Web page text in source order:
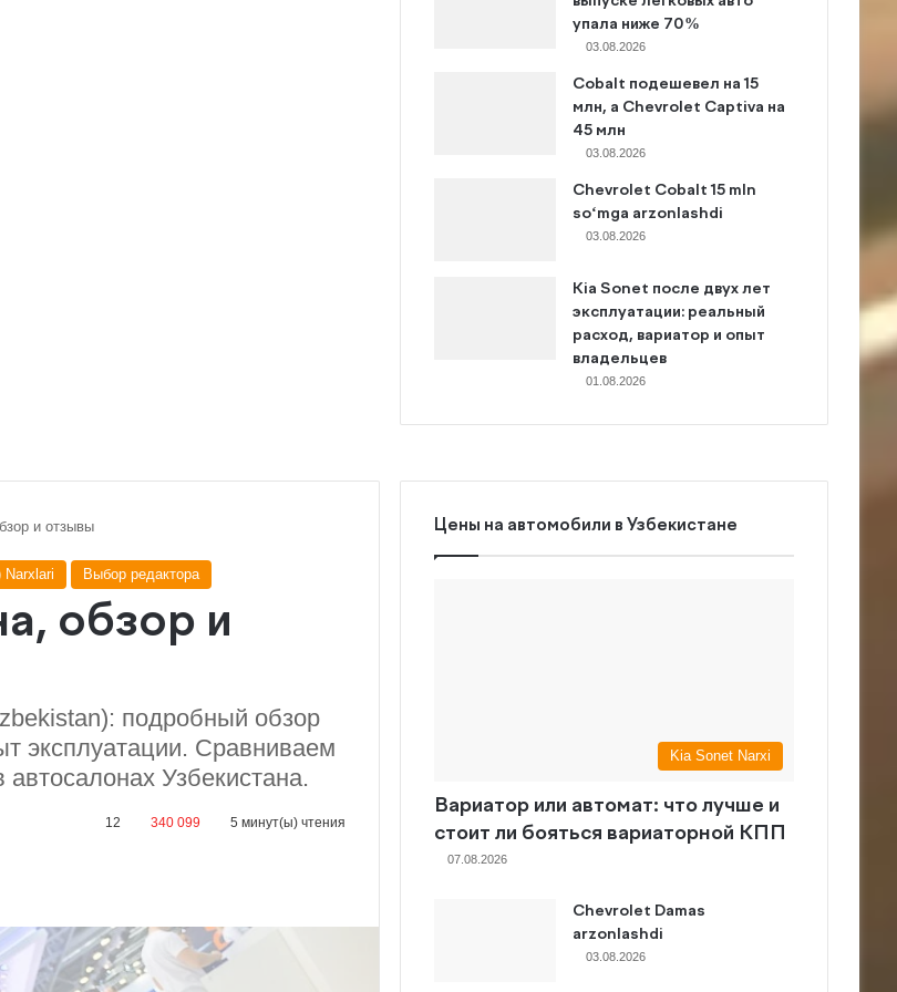
упала ниже 70%
03.08.2026
Cobalt подешевел на 15
млн, а Chevrolet Captiva на
45 млн
03.08.2026
Chevrolet Cobalt 15 mln
so‘mga arzonlashdi
03.08.2026
Kia Sonet после двух лет
эксплуатации: реальный
расход, вариатор и опыт
владельцев
01.08.2026